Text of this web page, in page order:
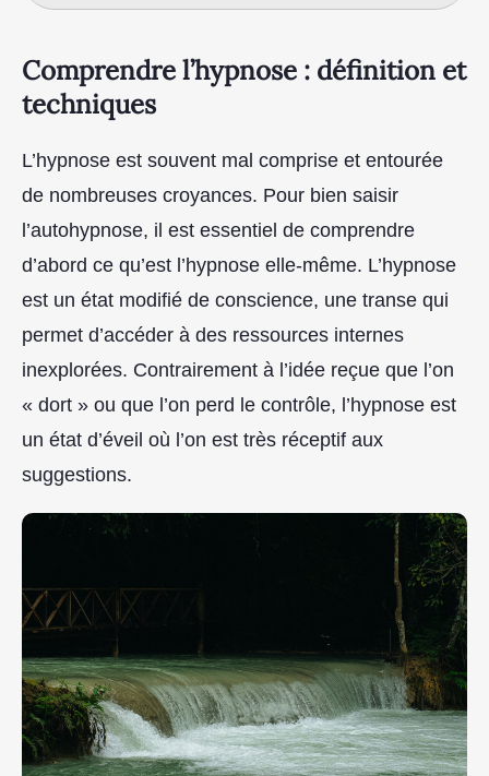
Comprendre l’hypnose : définition et
techniques
L’hypnose est souvent mal comprise et entourée
de nombreuses croyances. Pour bien saisir
l’autohypnose, il est essentiel de comprendre
d’abord ce qu’est l’hypnose elle-même. L’hypnose
est un état modifié de conscience, une transe qui
permet d’accéder à des ressources internes
inexplorées. Contrairement à l’idée reçue que l’on
« dort » ou que l’on perd le contrôle, l’hypnose est
un état d’éveil où l’on est très réceptif aux
suggestions.